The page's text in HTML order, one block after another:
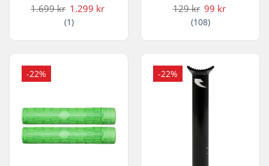
1.699 kr 1.299 kr
(1)
129 kr 99 kr
(108)
-22% -22%